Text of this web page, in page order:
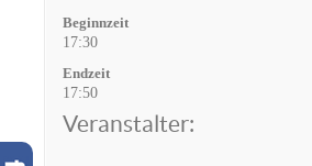
Beginnzeit
17:30
Endzeit
17:50
Veranstalter: